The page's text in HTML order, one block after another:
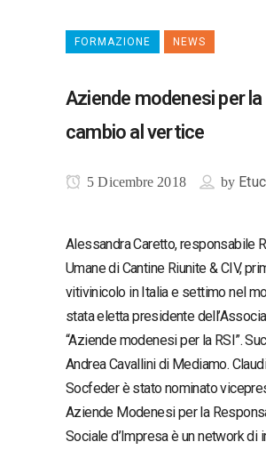
FORMAZIONE NEWS
Aziende modenesi per la
cambio al vertice
5 Dicembre 2018 by
Alessandra Caretto, responsabile
Umane di Cantine Riunite & CIV,
vitivinicolo in Italia e settimo nel
stata eletta presidente
“Aziende modenesi per la RSI”.
Andrea Cavallini di Mediamo.
Socfeder è stato nominato
Aziende Modenesi per la
Sociale d’Impresa è un network di